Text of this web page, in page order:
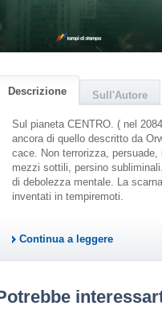
Descrizione Sull'Autore
Sul pianeta CENTRO. ( nel
ancora di quello descritto da
cace. Non terrorizza,
mezzi sottili, persino
di debolezza mentale. La
inventati in tempiremoti.
Continua a leggere